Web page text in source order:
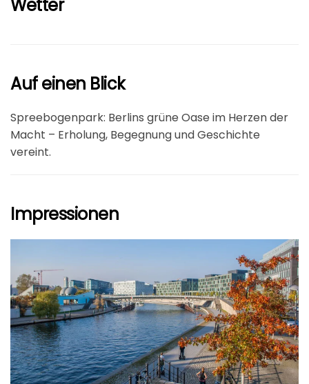
Wetter
Auf einen Blick
Spreebogenpark: Berlins grüne Oase im Herzen der
Macht – Erholung, Begegnung und Geschichte
vereint.
Impressionen
größer